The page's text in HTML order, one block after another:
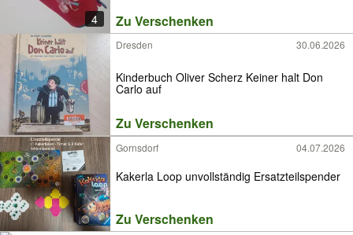
4 Zu Verschenken
Dresden 30.06.2026
Kinderbuch Oliver Scherz Keiner halt Don
Carlo auf
Zu Verschenken
Gornsdorf 04.07.2026
Kakerla Loop unvollständig Ersatzteilspender
Zu Verschenken